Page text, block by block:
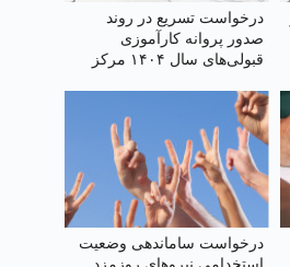
درخواست تسریع در روند
صدور پروانه کارآموزی
قبولی‌های سال ۱۴۰۴ مرکز
درخواست ساماندهی وضعیت